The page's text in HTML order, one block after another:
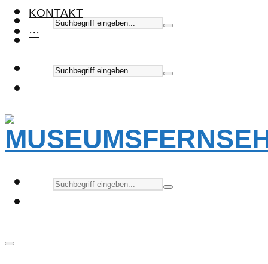
KONTAKT
···